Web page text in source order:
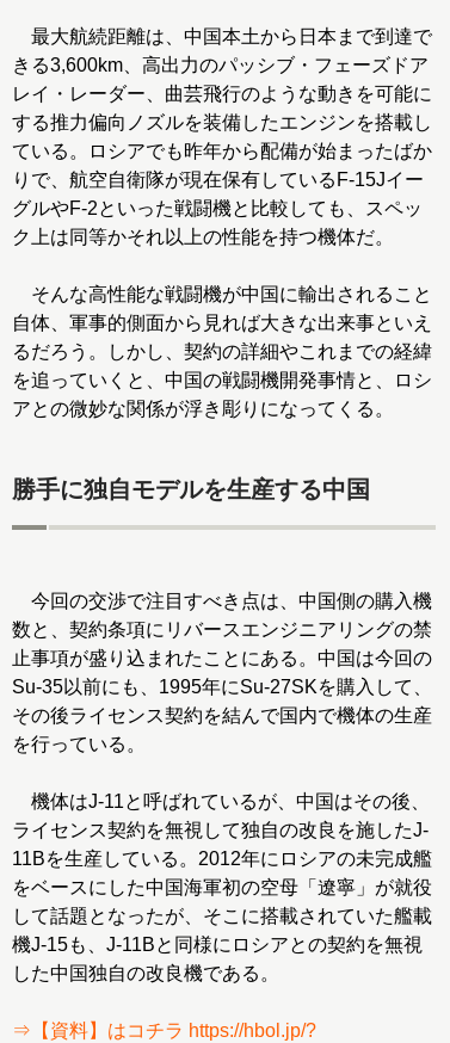
最大航続距離は、中国本土から日本まで到達で
きる3,600km、高出力のパッシブ・フェーズドア
レイ・レーダー、曲芸飛行のような動きを可能に
する推力偏向ノズルを装備したエンジンを搭載し
ている。ロシアでも昨年から配備が始まったばか
りで、航空自衛隊が現在保有しているF-15Jイー
グルやF-2といった戦闘機と比較しても、スペッ
ク上は同等かそれ以上の性能を持つ機体だ。
そんな高性能な戦闘機が中国に輸出されること
自体、軍事的側面から見れば大きな出来事といえ
るだろう。しかし、契約の詳細やこれまでの経緯
を追っていくと、中国の戦闘機開発事情と、ロシ
アとの微妙な関係が浮き彫りになってくる。
勝手に独自モデルを生産する中国
今回の交渉で注目すべき点は、中国側の購入機
数と、契約条項にリバースエンジニアリングの禁
止事項が盛り込まれたことにある。中国は今回の
Su-35以前にも、1995年にSu-27SKを購入して、
その後ライセンス契約を結んで国内で機体の生産
を行っている。
機体はJ-11と呼ばれているが、中国はその後、
ライセンス契約を無視して独自の改良を施したJ-
11Bを生産している。2012年にロシアの未完成艦
をベースにした中国海軍初の空母「遼寧」が就役
して話題となったが、そこに搭載されていた艦載
機J-15も、J-11Bと同様にロシアとの契約を無視
した中国独自の改良機である。
⇒【資料】はコチラ https://hbol.jp/?